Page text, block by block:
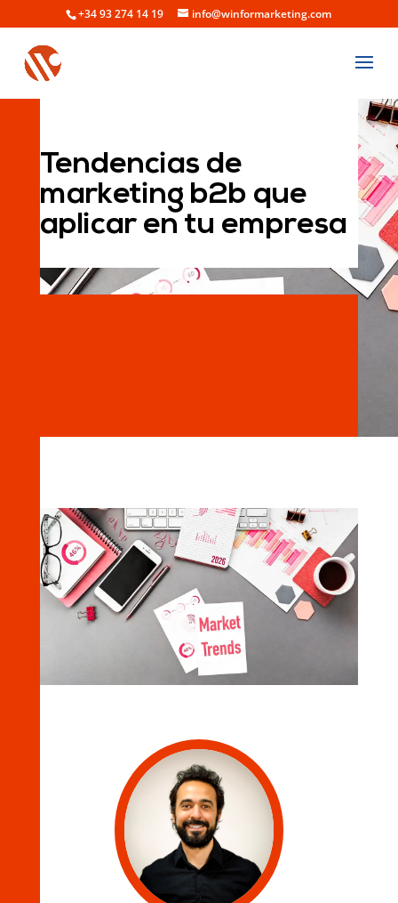
+34 93 274 14 19 info@winformarketing.com
Tendencias de
marketing b2b que
aplicar en tu empresa